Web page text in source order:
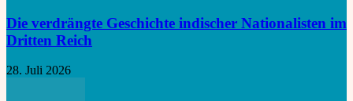
Die verdrängte Geschichte indischer Nationalisten im
Dritten Reich
28. Juli 2026